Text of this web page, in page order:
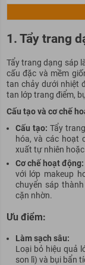
1. Tẩy trang
Tẩy trang dạng sáp
cấu đặc và mềm
tan chảy dưới nhiệt
tan lớp trang điểm,
Cấu tạo và cơ chế
Cấu tạo: Tẩy
hóa, và các hoạt
xuất tự nhiên
Cơ chế hoạt động:
với lớp makeup
chuyển sáp
cặn nhờn.
Ưu điểm:
Làm sạch sâu:
Loại bỏhiệu quả
son lì) và bụi bẩn